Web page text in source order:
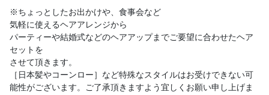
※ちょっとしたお出かけや、食事会など
気軽に使えるヘアアレンジから
パーティーや結婚式などのヘアアップまでご要望に合わせたヘア
セットを
させて頂きます。
［日本髪やコーンロー］など特殊なスタイルはお受けできない可
能性がございます。ご了承頂きますよう宜しくお願い申し上げま